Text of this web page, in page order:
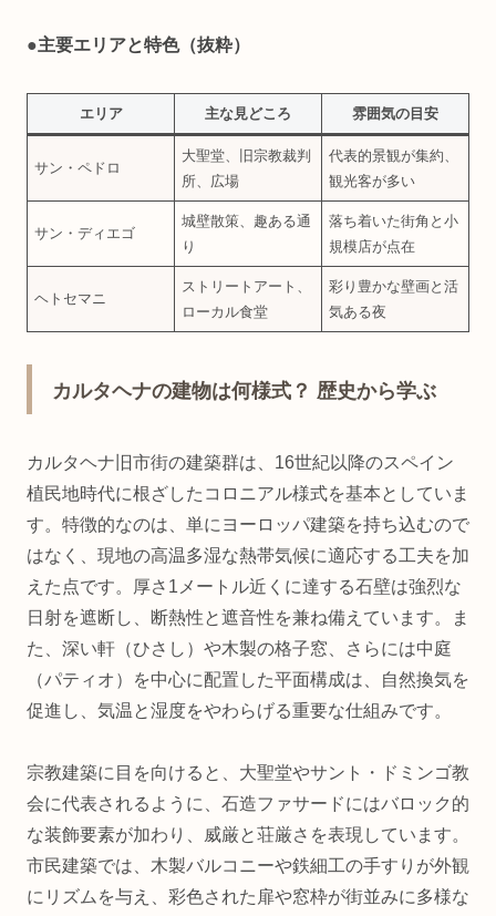
●主要エリアと特色（抜粋）
エリア 主な見どころ 雰囲気の目安
サン・ペドロ
大聖堂、旧宗教裁判
所、広場
代表的景観が集約、
観光客が多い
サン・ディエゴ
城壁散策、趣ある通
り
落ち着いた街角と小
規模店が点在
ヘトセマニ
ストリートアート、
ローカル食堂
彩り豊かな壁画と活
気ある夜
カルタヘナの建物は何様式？ 歴史から学ぶ
カルタヘナ旧市街の建築群は、16世紀以降のスペイン
植民地時代に根ざしたコロニアル様式を基本としていま
す。特徴的なのは、単にヨーロッパ建築を持ち込むので
はなく、現地の高温多湿な熱帯気候に適応する工夫を加
えた点です。厚さ1メートル近くに達する石壁は強烈な
日射を遮断し、断熱性と遮音性を兼ね備えています。ま
た、深い軒（ひさし）や木製の格子窓、さらには中庭
（パティオ）を中心に配置した平面構成は、自然換気を
促進し、気温と湿度をやわらげる重要な仕組みです。
宗教建築に目を向けると、大聖堂やサント・ドミンゴ教
会に代表されるように、石造ファサードにはバロック的
な装飾要素が加わり、威厳と荘厳さを表現しています。
市民建築では、木製バルコニーや鉄細工の手すりが外観
にリズムを与え、彩色された扉や窓枠が街並みに多様な